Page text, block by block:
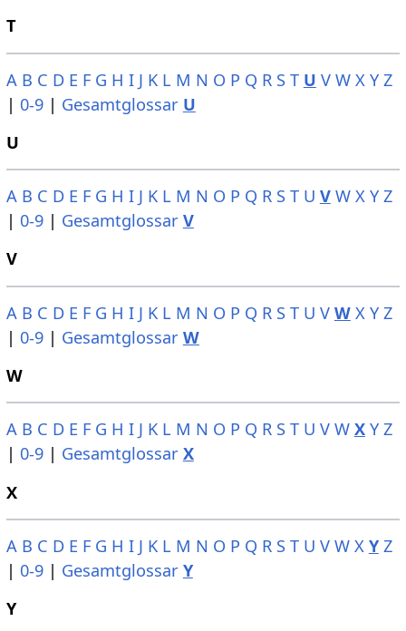
T
A B C D E F G H I J K L M N O P Q R S T U V W X Y Z
| 0-9| Gesamtglossar U
U
A B C D E F G H I J K L M N O P Q R S T U V W X Y Z
| 0-9| Gesamtglossar V
V
A B C D E F G H I J K L M N O P Q R S T U V W X Y Z
| 0-9| Gesamtglossar W
W
A B C D E F G H I J K L M N O P Q R S T U V W X Y Z
| 0-9| Gesamtglossar X
X
A B C D E F G H I J K L M N O P Q R S T U V W X Y Z
| 0-9| Gesamtglossar Y
Y